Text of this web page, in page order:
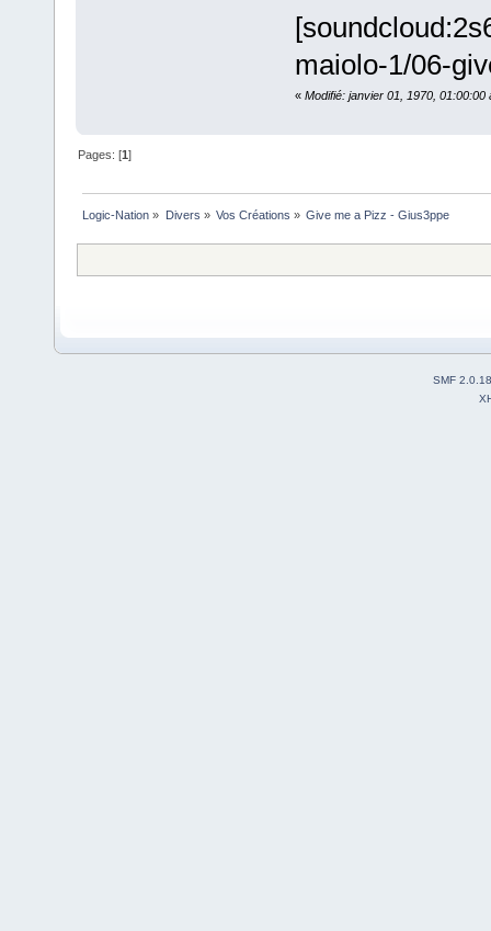
maiolo-1/06-
« Modifié: janvier 01, 1970, 01:00:00
Pages: [1]
Logic-Nation » Divers » Vos Créations » Give me a Pizz - Gius3ppe
SMF 2.0.18